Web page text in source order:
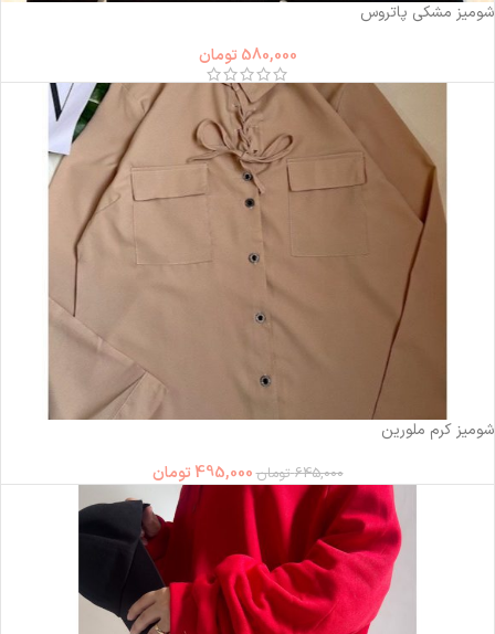
شومیز مشکی پاتروس
580,000 تومان
شومیز کرم ملورین
645,000 تومان495,000 تومان